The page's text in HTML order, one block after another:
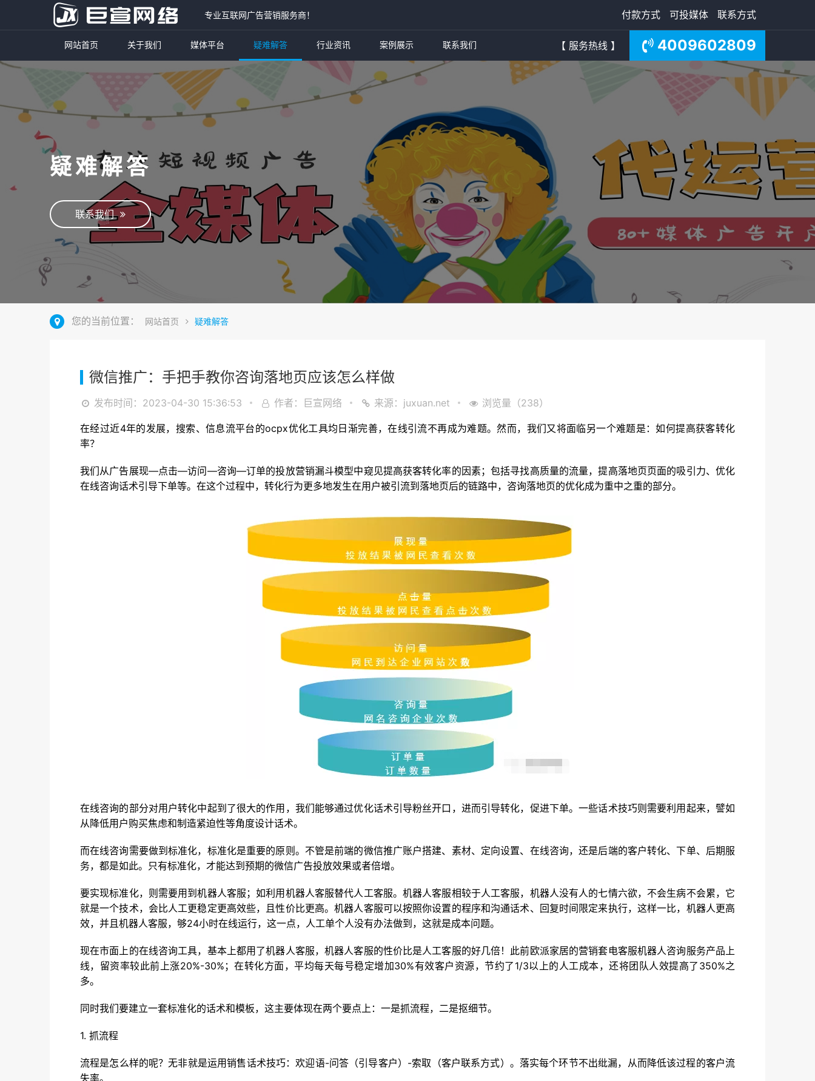
专业互联网广告营销服务商！ 付款方式 可投媒体 联系方式
网站首页 关于我们 媒体平台 疑难解答 行业资讯 案例展示 联系我们 【 服务热线 】 4009602809
疑难解答
联系我们
您的当前位置： 网站首页 疑难解答
微信推广：手把手教你咨询落地页应该怎么样做
发布时间：2023-04-30 15:36:53 作者：巨宣网络 来源：juxuan.net 浏览量（238）
在经过近4年的发展，搜索、信息流平台的ocpx优化工具均日渐完善，在线引流不再成为难题。然而，我们又将面临另一个难题是：如何提高获客转化
率？
我们从广告展现—点击—访问—咨询—订单的投放营销漏斗模型中窥见提高获客转化率的因素；包括寻找高质量的流量，提高落地页页面的吸引力、优化
在线咨询话术引导下单等。在这个过程中，转化行为更多地发生在用户被引流到落地页后的链路中，咨询落地页的优化成为重中之重的部分。
在线咨询的部分对用户转化中起到了很大的作用，我们能够通过优化话术引导粉丝开口，进而引导转化，促进下单。一些话术技巧则需要利用起来，譬如
从降低用户购买焦虑和制造紧迫性等角度设计话术。
而在线咨询需要做到标准化，标准化是重要的原则。不管是前端的微信推广账户搭建、素材、定向设置、在线咨询，还是后端的客户转化、下单、后期服
务，都是如此。只有标准化，才能达到预期的微信广告投放效果或者倍增。
要实现标准化，则需要用到机器人客服；如利用机器人客服替代人工客服。机器人客服相较于人工客服，机器人没有人的七情六欲，不会生病不会累，它
就是一个技术，会比人工更稳定更高效些，且性价比更高。机器人客服可以按照你设置的程序和沟通话术、回复时间限定来执行，这样一比，机器人更高
效，并且机器人客服，够24小时在线运行，这一点，人工单个人没有办法做到，这就是成本问题。
现在市面上的在线咨询工具，基本上都用了机器人客服，机器人客服的性价比是人工客服的好几倍！此前欧派家居的营销套电客服机器人咨询服务产品上
线，留资率较此前上涨20%-30%；在转化方面，平均每天每号稳定增加30%有效客户资源，节约了1/3以上的人工成本，还将团队人效提高了350%之
多。
同时我们要建立一套标准化的话术和模板，这主要体现在两个要点上：一是抓流程，二是抠细节。
1. 抓流程
流程是怎么样的呢？无非就是运用销售话术技巧：欢迎语-问答（引导客户）-索取（客户联系方式）。落实每个环节不出纰漏，从而降低该过程的客户流
失率。